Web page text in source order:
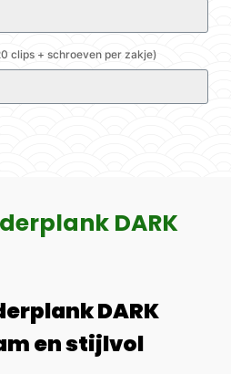
clips + schroeven per zakje)
DARK
DARK
en stijlvol